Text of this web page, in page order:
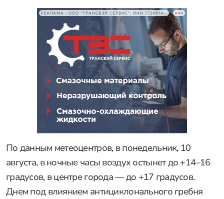
РЕКЛАМА • ООО "ТРАНСВЭЙ СЕРВИС", ИНН 7724814198
По данным метеоцентров, в понедельник, 10
августа, в ночные часы воздух остынет до +14–16
градусов, в центре города — до +17 градусов.
Днем под влиянием антициклонального гребня